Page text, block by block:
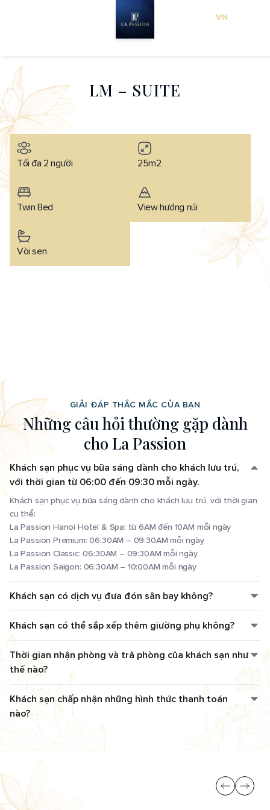
VN
LM – SUITE
Tối đa 2 người 25m2
Twin Bed View hướng núi
Vòi sen
GIẢI ĐÁP THẮC MẮC CỦA BẠN
Những câuhỏithường gặp dành
cho La Passion
Khách sạn phục vụ bữa sáng dành cho khách lưu trú,
với thời gian từ 06:00 đến 09:30 mỗi ngày.
Khách sạn phục vụ bữa sáng dành cho khách lưu trú, với thời gian
cụ thể:
La Passion Hanoi Hotel & Spa: từ 6AM đến 10AM mỗi ngày
La Passion Premium: 06:30AM – 09:30AM mỗi ngày
La Passion Classic: 06:30AM – 09:30AM mỗi ngày
La Passion Saigon: 06:30AM – 10:00AM mỗi ngày
Khách sạn có dịch vụ đưa đón sân bay không?
Khách sạn có thể sắp xếp thêm giường phụ không?
Thời gian nhận phòng và trả phòng của khách sạn như
thế nào?
Khách sạn chấp nhận những hình thức thanh toán
nào?